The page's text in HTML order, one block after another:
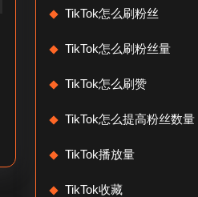
TikTok怎么刷粉丝
TikTok怎么刷粉丝量
TikTok怎么刷赞
TikTok怎么提高粉丝数量
TikTok播放量
TikTok收藏